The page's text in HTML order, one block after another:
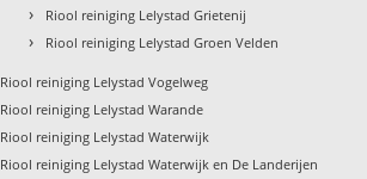
› Riool reiniging Lelystad Grietenij
› Riool reiniging Lelystad Groen Velden
Riool reiniging Lelystad Vogelweg
Riool reiniging Lelystad Warande
Riool reiniging Lelystad Waterwijk
Riool reiniging Lelystad Waterwijk en De Landerijen